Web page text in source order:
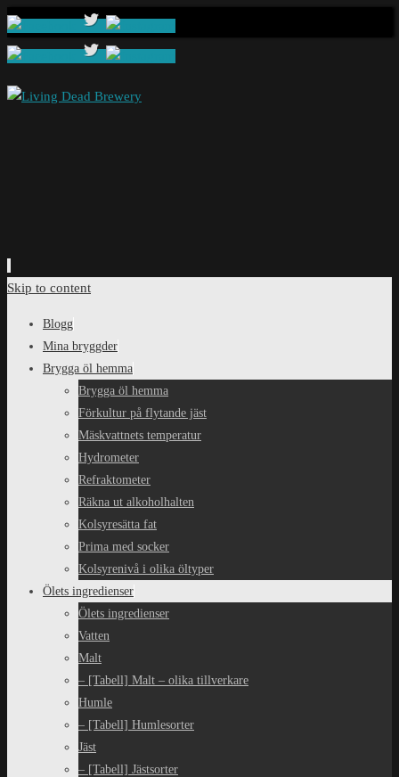
Skip to content
Blogg
Mina bryggder
Brygga öl hemma
Brygga öl hemma
Förkultur på flytande jäst
Mäskvattnets temperatur
Hydrometer
Refraktometer
Räkna ut alkoholhalten
Kolsyresätta fat
Prima med socker
Kolsyrenivå i olika öltyper
Ölets ingredienser
Ölets ingredienser
Vatten
Malt
– [Tabell] Malt – olika tillverkare
Humle
– [Tabell] Humlesorter
Jäst
– [Tabell] Jästsorter